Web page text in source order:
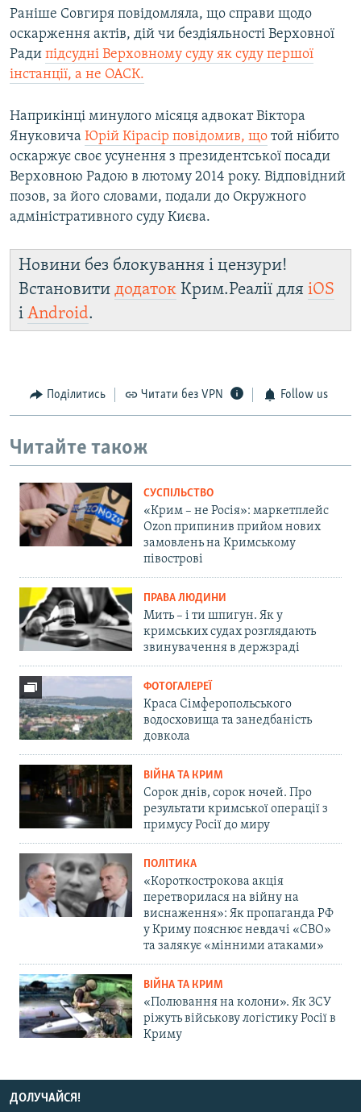
Раніше Совгиря повідомляла, що справи щодо
оскарження актів, дій чи бездіяльності Верховної
Ради підсудні Верховному суду як суду першої
інстанції, а не ОАСК.
Наприкінці минулого місяця адвокат Віктора
Януковича Юрій Кірасір повідомив, що той нібито
оскаржує своє усунення з президентської посади
Верховною Радою в лютому 2014 року. Відповідний
позов, за його словами, подали до Окружного
адміністративного суду Києва.​
Новини без блокування і цензури!
Встановити додаток Крим.Реалії для iOS
і Android.
Поділитись Читати без VPN Follow us
Читайте також
СУСПІЛЬСТВО
«Крим – не Росія»: маркетплейс
Ozon припинив прийом нових
замовлень на Кримському
півострові
ПРАВА ЛЮДИНИ
Мить – і ти шпигун. Як у
кримських судах розглядають
звинувачення в держзраді
ФОТОГАЛЕРЕЇ
Краса Сімферопольського
водосховища та занедбаність
довкола
ВІЙНА ТА КРИМ
Сорок днів, сорок ночей. Про
результати кримської операції з
примусу Росії до миру
ПОЛІТИКА
«Короткострокова акція
перетворилася на війну на
виснаження»: Як пропаганда РФ
у Криму пояснює невдачі «СВО»
та залякує «мінними атаками»
ВІЙНА ТА КРИМ
«Полювання на колони». Як ЗСУ
ріжуть військову логістику Росії в
Криму
ДОЛУЧАЙСЯ!